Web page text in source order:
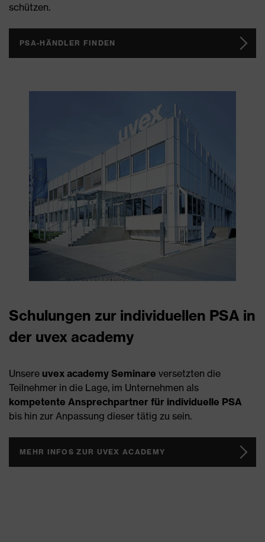
schützen.
PSA-HÄNDLER FINDEN
Schulungen zur individuellen PSA in
der uvex academy
Unsere uvex academy Seminare versetzten die
Teilnehmer in die Lage, im Unternehmen als
kompetente Ansprechpartner für individuelle PSA
bis hin zur Anpassung dieser tätig zu sein.
MEHR INFOS ZUR UVEX ACADEMY